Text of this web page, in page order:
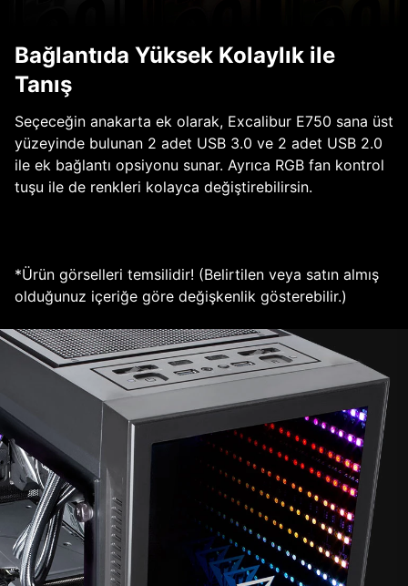
Bağlantıda Yüksek Kolaylık ile
Tanış
Seçeceğin anakarta ek olarak, Excalibur E750 sana üst
yüzeyinde bulunan 2 adet USB 3.0 ve 2 adet USB 2.0
ile ek bağlantı opsiyonu sunar. Ayrıca RGB fan kontrol
tuşu ile de renkleri kolayca değiştirebilirsin.
*Ürün görselleri temsilidir! (Belirtilen veya satın almış
olduğunuz içeriğe göre değişkenlik gösterebilir.)